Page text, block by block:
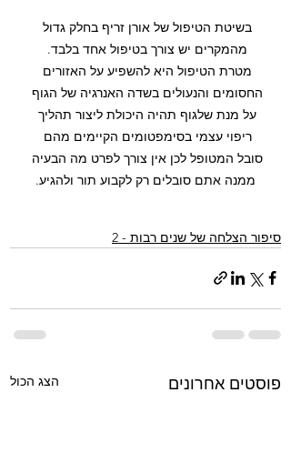
בשיטת הטיפול של אורן זריף בחלק גדול
מהמקרים יש צורך בטיפול אחד בלבד.
מטרת הטיפול היא להשפיע על האזורים
החסומים והנעולים בשדה האנרגיה של הגוף
על מנת שלגוף תהיה היכולת ליצור תהליך
ריפוי עצמי בסימפטומים הקיימים מהם
סובל המטופל לכן אין צורך לפרט מה הבעיה
ממנה אתם סובלים רק לקבוע תור ולהגיע.
סיפור הצלחה של שנים רבות - 2
פוסטים אחרונים הצג הכול